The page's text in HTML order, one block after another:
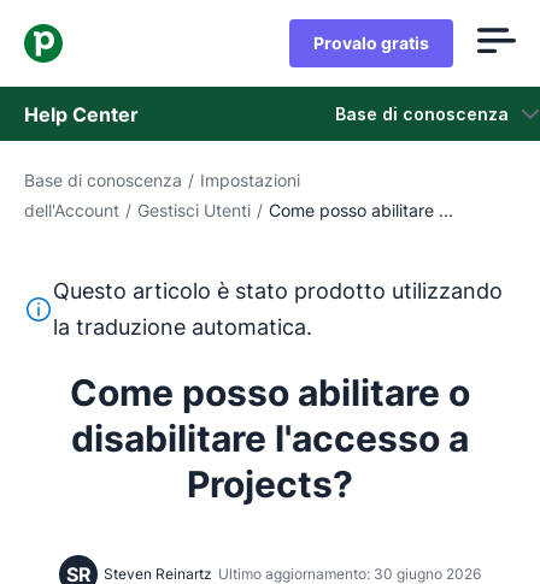
Provalo gratis
Help Center Base di conoscenza
Base di conoscenza
Contatta l'assistenza
Base di conoscenza / Impostazioni
dell'Account / Gestisci Utenti / Come posso abilitare ...
Questo testo è stato tradotto dall'inglese utilizzando
Questo articolo è stato prodotto utilizzando
la traduzione automatica.
Come posso abilitare o
disabilitare l'accesso a
Projects?
SR Steven Reinartz Ultimo aggiornamento: 30 giugno 2026